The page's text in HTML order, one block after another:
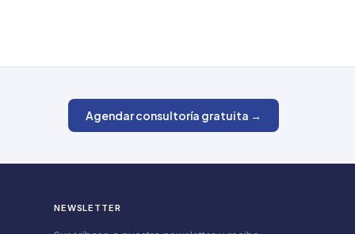
Agendar consultoría gratuita →
NEWSLETTER